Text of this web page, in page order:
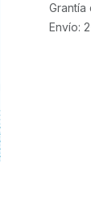
Envío: